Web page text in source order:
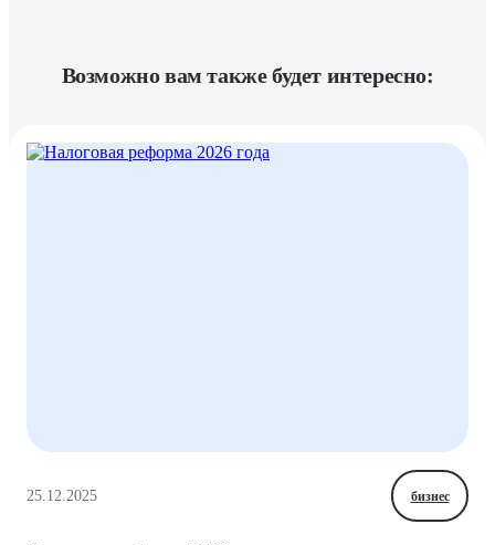
Возможно вам также будет интересно:
25.12.2025 бизнес